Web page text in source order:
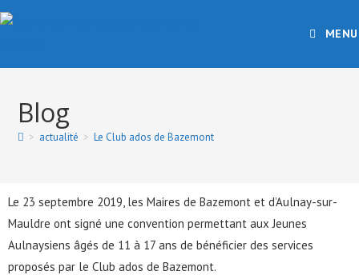
MENU
Blog
> actualité > Le Club ados de Bazemont
Le 23 septembre 2019, les Maires de Bazemont et d’Aulnay-sur-
Mauldre ont signé une convention permettant aux Jeunes
Aulnaysiens âgés de 11 à 17 ans de bénéficier des services
proposés par le Club ados de Bazemont.